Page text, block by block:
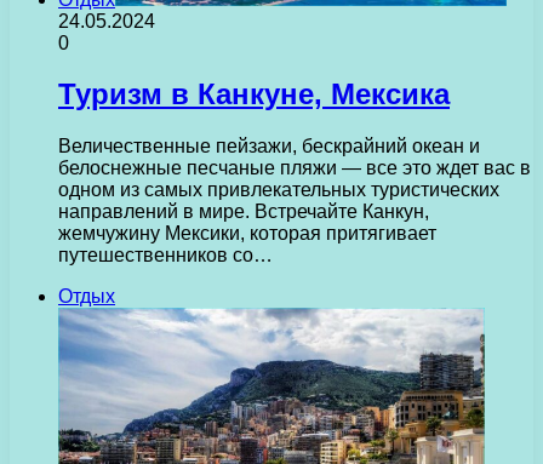
24.05.2024
0
Туризм в Канкуне, Мексика
Величественные пейзажи, бескрайний океан и
белоснежные песчаные пляжи — все это ждет вас в
одном из самых привлекательных туристических
направлений в мире. Встречайте Канкун,
жемчужину Мексики, которая притягивает
путешественников со…
Отдых